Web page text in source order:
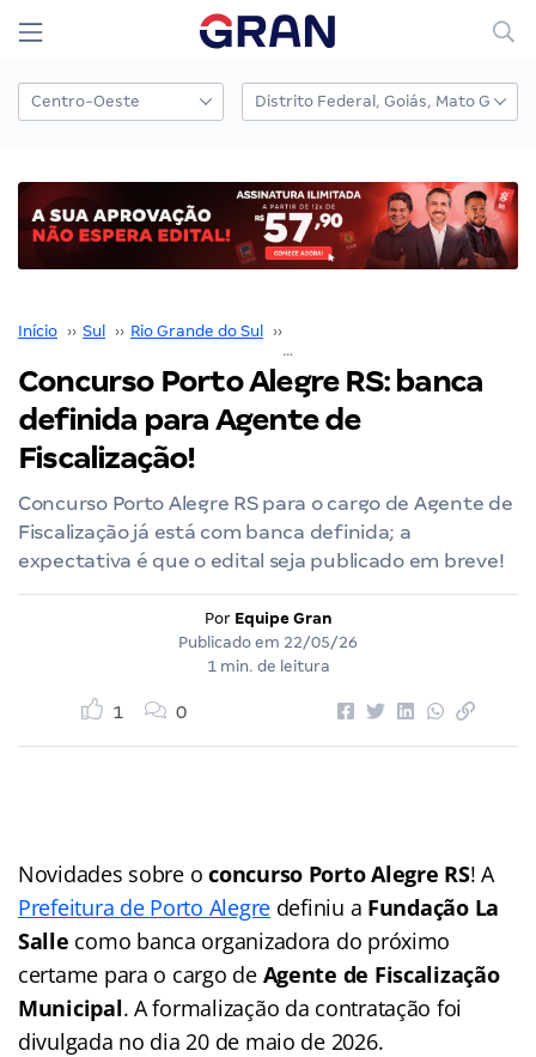
Início ›› Sul ›› Rio Grande do Sul ››
Concurso Porto Alegre RS: banca
definida para Agente de
Fiscalização!
Concurso Porto Alegre RS para o cargo de Agente de
Fiscalização já está com banca definida; a
expectativa é que o edital seja publicado em breve!
Por Equipe Gran
Publicado em 22/05/26
1 min. de leitura
1 0
Novidades sobre o concurso Porto Alegre RS! A
Prefeitura de Porto Alegredefiniu a Fundação La
Salle como banca organizadora do próximo
certame para o cargo de Agente de Fiscalização
Municipal. A formalização da contratação foi
divulgada no dia 20 de maio de 2026.